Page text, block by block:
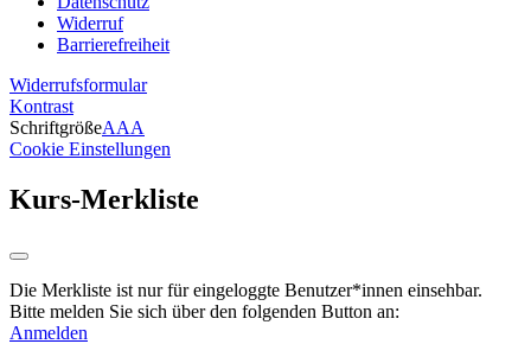
Widerruf
Barrierefreiheit
Widerrufsformular
Kontrast
SchriftgrößeAAA
Cookie Einstellungen
Kurs-Merkliste
Die Merkliste ist nur für eingeloggte Benutzer*innen einsehbar.
Bitte melden Sie sich über den folgenden Button an:
Anmelden